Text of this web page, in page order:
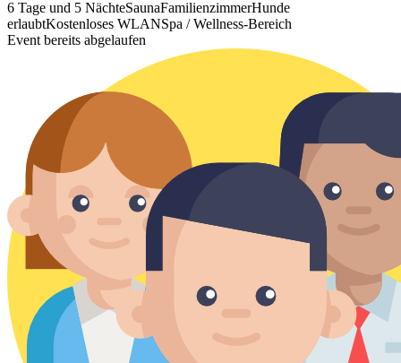
6 Tage und 5 NächteSaunaFamilienzimmerHunde
erlaubtKostenloses WLANSpa / Wellness-Bereich
Event bereits abgelaufen